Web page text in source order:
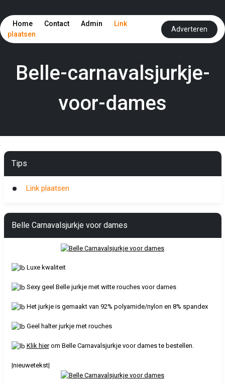
Home Contact Admin
Link
plaatsen
Adverteren
Belle-carnavalsjurkje-
voor-dames
Tips
Link plaatsen
Belle Carnavalsjurkje voor dames
Luxe kwaliteit
Sexy geel Belle jurkje met witte rouches voor dames
Het jurkje is gemaakt van 92% polyamide/nylon en 8% spandex
Geel halter jurkje met rouches
Klik hierom Belle Carnavalsjurkje voor dames te bestellen.
|nieuwetekst|